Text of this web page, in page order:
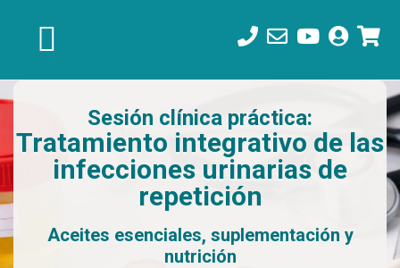
Sesión clínica práctica:
Tratamiento integrativo de las
infecciones urinarias de
repetición
Aceites esenciales, suplementación y
nutrición